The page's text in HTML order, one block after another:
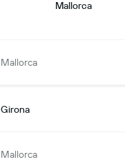
Mallorca
Mallorca
Girona
Mallorca